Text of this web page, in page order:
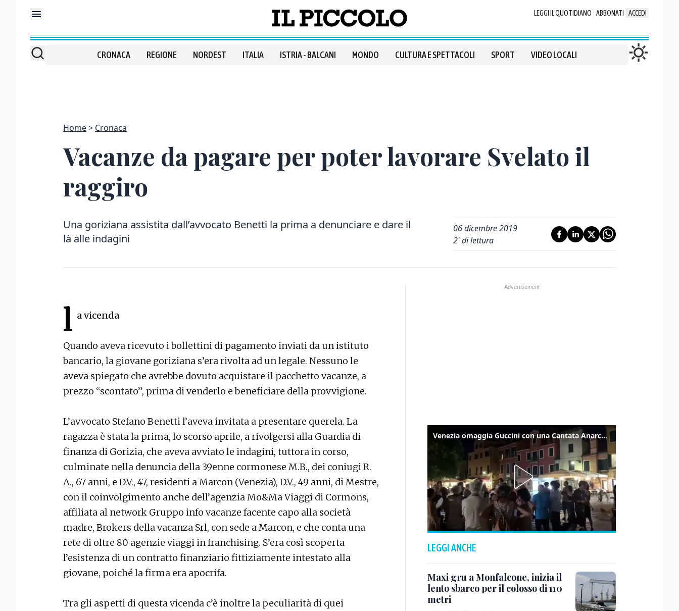
LEGGI IL QUOTIDIANO ABBONATI ACCEDI
CRONACA REGIONE NORDEST ITALIA ISTRIA - BALCANI MONDO CULTURA E SPETTACOLI SPORT VIDEO LOCALI
Home Cronaca
Vacanze da pagare per poter lavorare Svelato il
raggiro
Una goriziana assistita dall’avvocato Benetti la prima a denunciare e dare il
là alle indagini
06 dicembre 2019
2' di lettura
l a vicenda
Quando aveva ricevuto i bollettini di pagamento inviati da un istituto
bancario, la giovane goriziana s’era rivolta ad un legale. Nessuno le
aveva spiegato che avrebbe dovuto acquistare il pacchetto vacanze, a
prezzo “scontato”, prima di venderlo e beneficiare della provvigione.
L’avvocato Stefano Benetti l’aveva invitata a presentare querela. La
ragazza è stata la prima, lo scorso aprile, a rivolgersi alla Guardia di
finanza di Gorizia, che aveva avviato le indagini, tuttora in corso,
culminate nella denuncia della 39enne cormonese M.B., dei coniugi R.
A., 67 anni, e D.V., 47, residenti a Marcon (Venezia), D.V., 49 anni, di Mestre,
con il coinvolgimento anche dell’agenzia Mo&Ma Viaggi di Cormons,
affiliata al network Gruppo info vacanze facente capo alla società
madre, Brokers della vacanza Srl, con sede a Marcon, e che conta una
rete di oltre 80 agenzie viaggi in franchising. S’era così scoperta
l’esistenza di un contratto finanziario fittiziamente intestato alla
giovane, poiché la firma era apocrifa.
Tra gli aspetti di questa vicenda c’è inoltre la peculiarità di quei
Venezia omaggia Guccini con una Cantata Anarchica in campo Santa Margherita
LEGGI ANCHE
Maxi gru a Monfalcone, inizia il
lento sbarco per il colosso di 110
metri